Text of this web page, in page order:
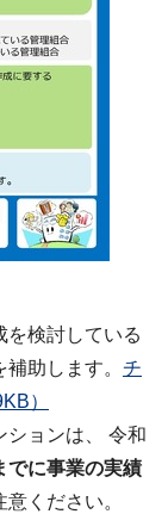
を検討している
助します。 チ
）
ションは、 令和
でに事業の実績
ください。